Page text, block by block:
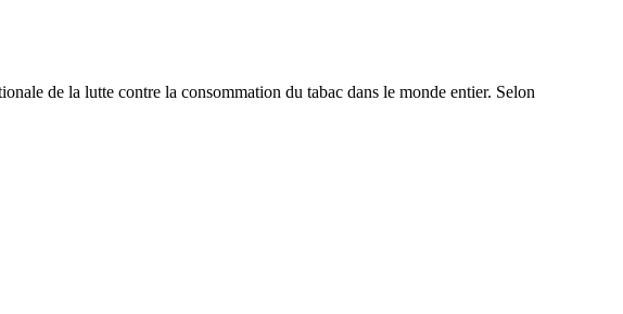
de la lutte contre la consommation du tabac dans le monde entier. Selon